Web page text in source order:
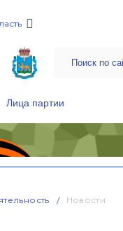
Лица партии
Новости